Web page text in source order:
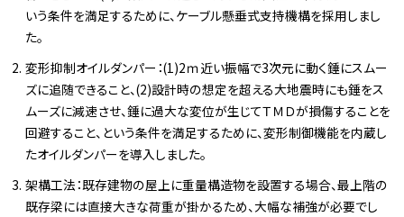
いう条件を満足するために、ケーブル懸垂式支持機構を採用しまし
た。
変形抑制オイルダンパー：(1)2ｍ近い振幅で3次元に動く錘にスムー
ズに追随できること、(2)設計時の想定を超える大地震時にも錘をス
ムーズに減速させ、錘に過大な変位が生じてＴＭＤが損傷することを
回避すること、という条件を満足するために、変形制御機能を内蔵し
たオイルダンパーを導入しました。
架構工法：既存建物の屋上に重量構造物を設置する場合、最上階の
既存梁には直接大きな荷重が掛かるため、大幅な補強が必要でし